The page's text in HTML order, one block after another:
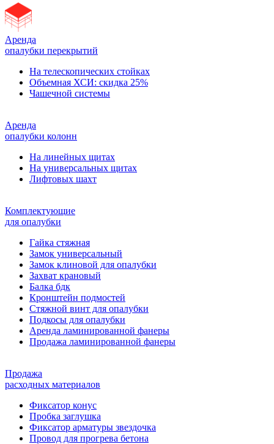
Аренда
опалубки перекрытий
На телескопических стойках
Объемная ХСИ: скидка 25%
Чашечной системы
Аренда
опалубки колонн
На линейных щитах
На универсальных щитах
Лифтовых шахт
Комплектующие
для опалубки
Гайка стяжная
Замок универсальный
Замок клиновой для опалубки
Захват крановый
Балка бдк
Кронштейн подмостей
Стяжной винт для опалубки
Подкосы для опалубки
Аренда ламинированной фанеры
Продажа ламинированной фанеры
Продажа
расходных материалов
Фиксатор конус
Пробка заглушка
Фиксатор арматуры звездочка
Провод для прогрева бетона